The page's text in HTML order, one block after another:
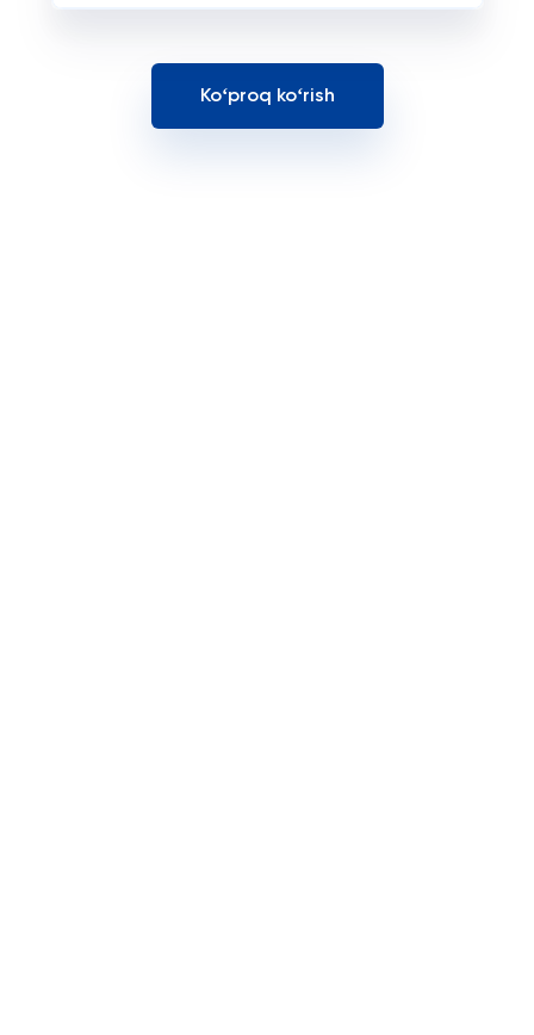
Koʻproq koʻrish